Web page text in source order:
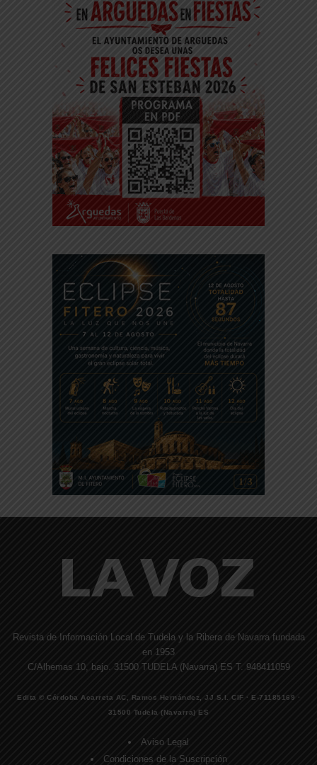
Revista de Información Local de Tudela y la Ribera de Navarra fundada
en 1953
C/Alhemas 10, bajo. 31500 TUDELA (Navarra) ES T. 948411059
Edita © Córdoba Acarreta AC, Ramos Hernández, JJ S.I. CIF · E-71185169 ·
31500 Tudela (Navarra) ES
Aviso Legal
Condiciones de la Suscripción